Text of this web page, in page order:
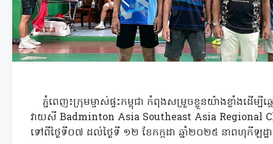
ភ្នំពេញ៖ក្រុមម្ចាស់ផ្ទះកម្ពុជា កំពុងសម្រួចខ្លួនយ៉ាងខ្លាំងដើម្
វាយសី Badminton Asia Southeast Asia Regional
ទៅពីថ្ងៃទី០៧ ដល់ថ្ងៃទី ១២ ខែកក្កដា ឆ្នាំ២០២៥ នាពហុកីឡដ្